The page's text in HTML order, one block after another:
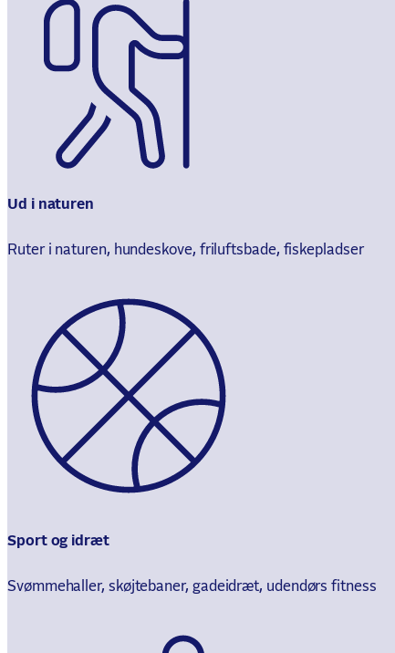
Ud i naturen
Ruter i naturen, hundeskove, friluftsbade, fiskepladser
Sport og idræt
Svømmehaller, skøjtebaner, gadeidræt, udendørs fitness